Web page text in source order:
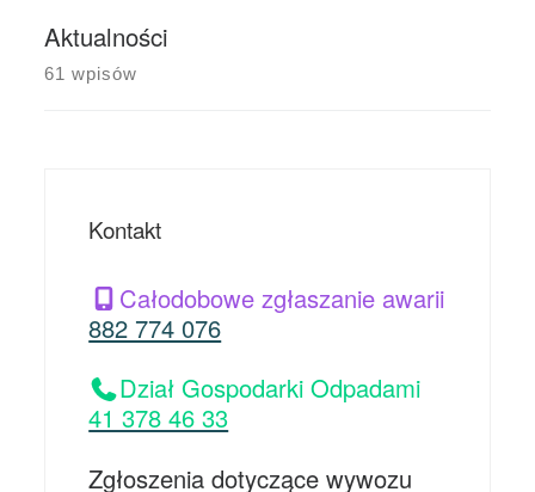
Aktualności
61 wpisów
Kontakt
Całodobowe zgłaszanie awarii
882 774 076
Dział Gospodarki Odpadami
41 378 46 33
Zgłoszenia dotyczące wywozu